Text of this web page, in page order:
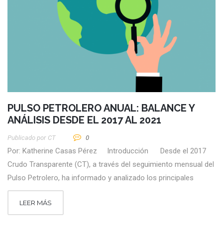
PULSO PETROLERO ANUAL: BALANCE Y
ANÁLISIS DESDE EL 2017 AL 2021
Publicado por CT 0
Por: Katherine Casas Pérez Introducción Desde el 2017
Crudo Transparente (CT), a través del seguimiento mensual del
Pulso Petrolero, ha informado y analizado los principales
LEER MÁS